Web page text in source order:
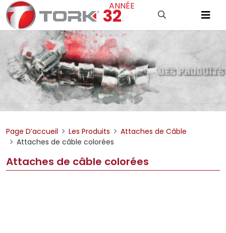
32.
ANNÉE
Page D’accueil Les Produits
Attaches de Câble
Attaches de câble colorées
Attaches de câble colorées